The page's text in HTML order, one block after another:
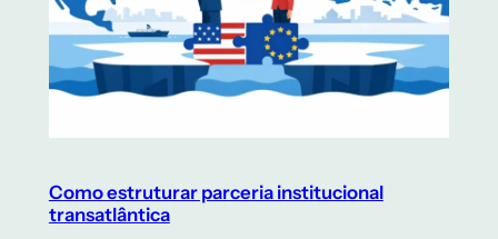
Como estruturar parceria institucional
transatlântica